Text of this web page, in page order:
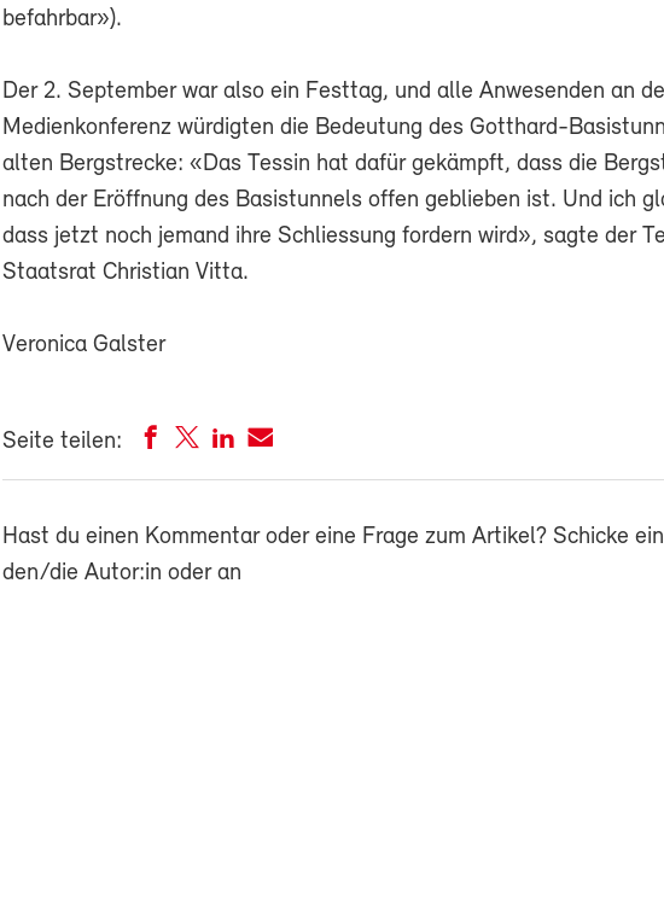
befahrbar»).
Der 2. September war also ein Festtag, und alle Anwesenden an
Medienkonferenz würdigten die Bedeutung des Gotthard-
alten Bergstrecke: «Das Tessin hat dafür gekämpft, dass die
nach der Eröffnung des Basistunnels offen geblieben ist. Und ich
dass jetzt noch jemand ihre Schliessung fordern wird», sagte der
Staatsrat Christian Vitta.
Veronica Galster
Seite teilen:
Hast du einen Kommentar oder eine Frage zum Artikel? Schicke
den/die Autor:in oder an